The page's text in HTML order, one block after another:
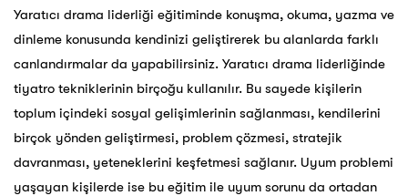
Yaratıcı drama liderliği eğitiminde konuşma, okuma, yazma ve
dinleme konusunda kendinizi geliştirerek bu alanlarda farklı
canlandırmalar da yapabilirsiniz. Yaratıcı drama liderliğinde
tiyatro tekniklerinin birçoğu kullanılır. Bu sayede kişilerin
toplum içindeki sosyal gelişimlerinin sağlanması, kendilerini
birçok yönden geliştirmesi, problem çözmesi, stratejik
davranması, yeteneklerini keşfetmesi sağlanır. Uyum problemi
yaşayan kişilerde ise bu eğitim ile uyum sorunu da ortadan